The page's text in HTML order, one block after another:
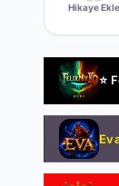
Hikaye Ekle
⭐